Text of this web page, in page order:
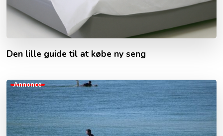
Den lille guide til at købe ny seng
Annonce